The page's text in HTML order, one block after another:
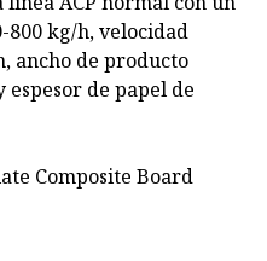
800 kg/h, velocidad
ancho de producto
espesor de papel de